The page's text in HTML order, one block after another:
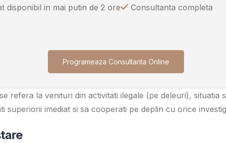
disponibil in mai putin de 2 ore
Consultanta completa
Programeaza Consultanta Online
refera la venituri din activitati ilegale (pe deleuri), situatia
superiorii imediat si sa cooperati pe deplin cu orice